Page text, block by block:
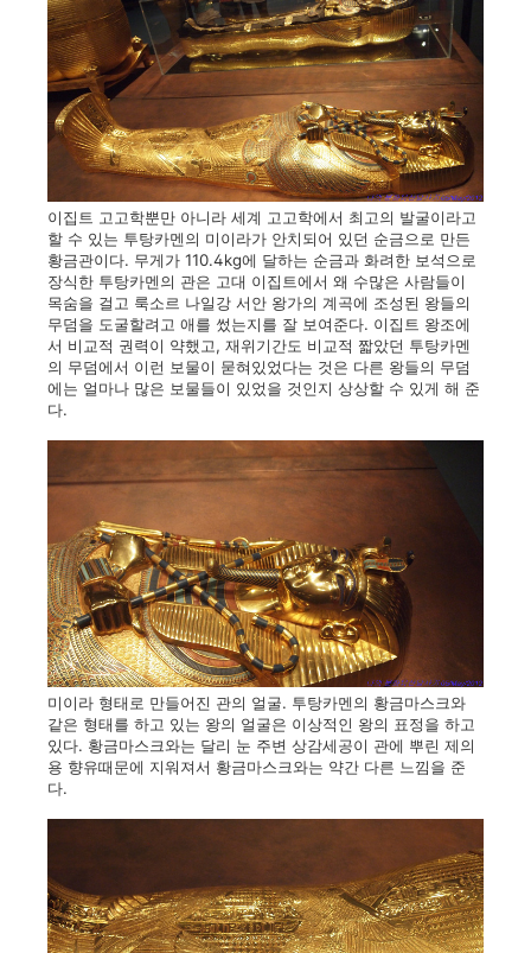
이집트 고고학뿐만 아니라 세계 고고학에서 최고의 발굴이라고
할 수 있는 투탕카멘의 미이라가 안치되어 있던 순금으로 만든
황금관이다. 무게가 110.4kg에 달하는 순금과 화려한 보석으로
장식한 투탕카멘의 관은 고대 이집트에서 왜 수많은 사람들이
목숨을 걸고 룩소르 나일강 서안 왕가의 계곡에 조성된 왕들의
무덤을 도굴할려고 애를 썼는지를 잘 보여준다. 이집트 왕조에
서 비교적 권력이 약했고, 재위기간도 비교적 짧았던 투탕카멘
의 무덤에서 이런 보물이 묻혀있었다는 것은 다른 왕들의 무덤
에는 얼마나 많은 보물들이 있었을 것인지 상상할 수 있게 해 준
다.
미이라 형태로 만들어진 관의 얼굴. 투탕카멘의 황금마스크와
같은 형태를 하고 있는 왕의 얼굴은 이상적인 왕의 표정을 하고
있다. 황금마스크와는 달리 눈 주변 상감세공이 관에 뿌린 제의
용 향유때문에 지워져서 황금마스크와는 약간 다른 느낌을 준
다.